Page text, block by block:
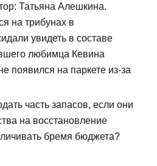
Татьяна Алешкина.
на трибунах в
увидеть в составе
любимца Кевина
появился на паркете из-за
часть запасов, если они
на восстановление
бремя бюджета?